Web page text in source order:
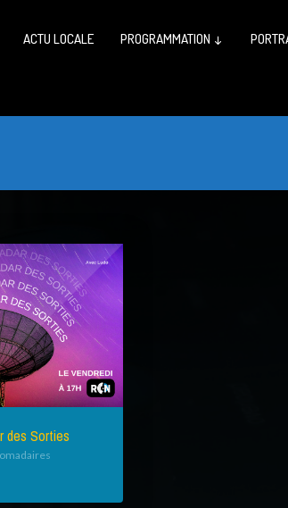
ACTU LOCALE PROGRAMMATION ↓
des Sorties